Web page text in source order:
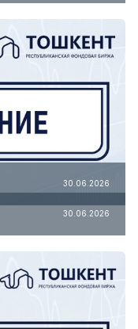
30.06.2026
30.06.2026